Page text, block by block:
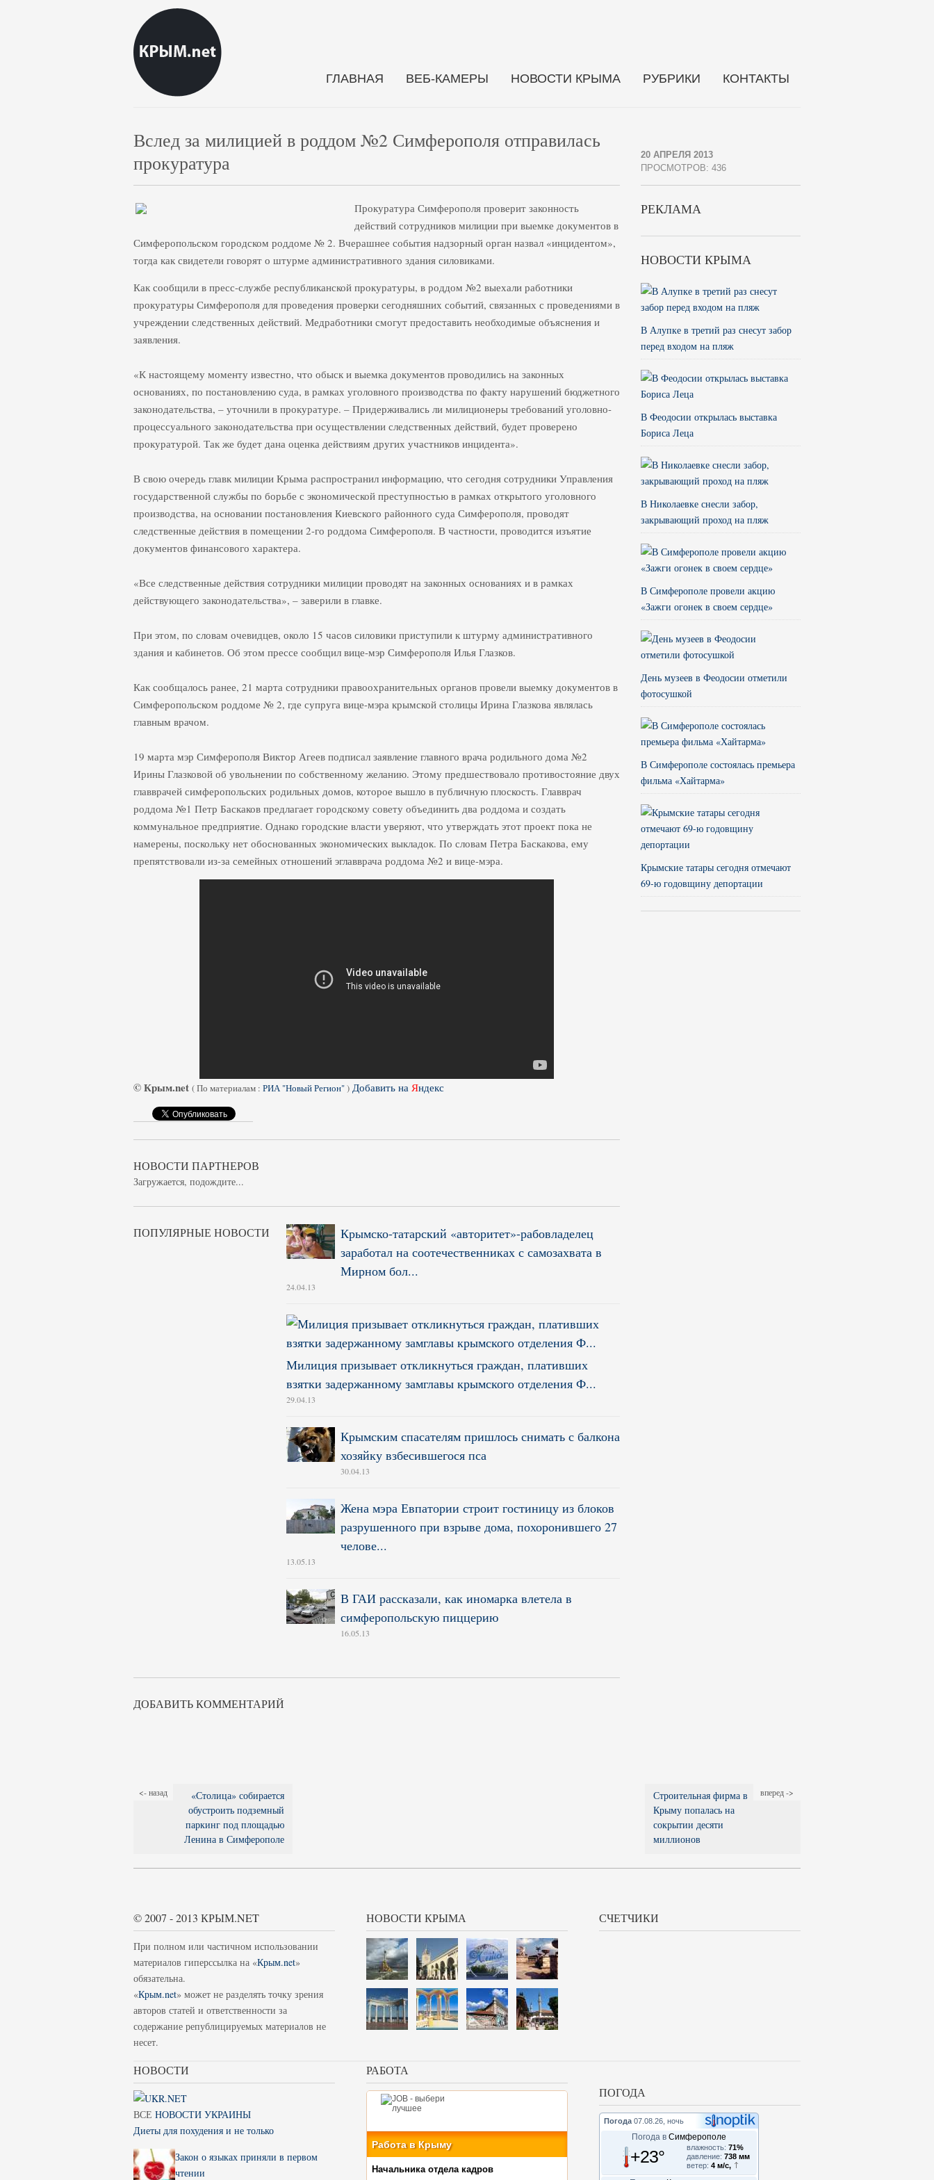
ГЛАВНАЯ ВЕБ-КАМЕРЫ НОВОСТИ КРЫМА РУБРИКИ КОНТАКТЫ
Вслед за милицией в роддом №2 Симферополя отправилась
прокуратура
20 АПРЕЛЯ 2013
ПРОСМОТРОВ: 436
Прокуратура Симферополя проверит законность
действий сотрудников милиции при выемке документов в
Симферопольском городском роддоме № 2. Вчерашнее события надзорный орган назвал «инцидентом»,
тогда как свидетели говорят о штурме административного здания силовиками.
Как сообщили в пресс-службе республиканской прокуратуры, в роддом №2 выехали работники
прокуратуры Симферополя для проведения проверки сегодняшних событий, связанных с проведениями в
учреждении следственных действий. Медработники смогут предоставить необходимые объяснения и
заявления.
«К настоящему моменту известно, что обыск и выемка документов проводились на законных
основаниях, по постановлению суда, в рамках уголовного производства по факту нарушений бюджетного
законодательства, – уточнили в прокуратуре. – Придерживались ли милиционеры требований уголовно-
процессуального законодательства при осуществлении следственных действий, будет проверено
прокуратурой. Так же будет дана оценка действиям других участников инцидента».
В свою очередь главк милиции Крыма распространил информацию, что сегодня сотрудники Управления
государственной службы по борьбе с экономической преступностью в рамках открытого уголовного
производства, на основании постановления Киевского районного суда Симферополя, проводят
следственные действия в помещении 2-го роддома Симферополя. В частности, проводится изъятие
документов финансового характера.
«Все следственные действия сотрудники милиции проводят на законных основаниях и в рамках
действующего законодательства», – заверили в главке.
При этом, по словам очевидцев, около 15 часов силовики приступили к штурму административного
здания и кабинетов. Об этом прессе сообщил вице-мэр Симферополя Илья Глазков.
Как сообщалось ранее, 21 марта сотрудники правоохранительных органов провели выемку документов в
Симферопольском роддоме № 2, где супруга вице-мэра крымской столицы Ирина Глазкова являлась
главным врачом.
19 марта мэр Симферополя Виктор Агеев подписал заявление главного врача родильного дома №2
Ирины Глазковой об увольнении по собственному желанию. Этому предшествовало противостояние двух
главврачей симферопольских родильных домов, которое вышло в публичную плоскость. Главврач
роддома №1 Петр Баскаков предлагает городскому совету объединить два роддома и создать
коммунальное предприятие. Однако городские власти уверяют, что утверждать этот проект пока не
намерены, поскольку нет обоснованных экономических выкладок. По словам Петра Баскакова, ему
препятствовали из-за семейных отношений эглавврача роддома №2 и вице-мэра.
© Крым.net (По материалам : РИА "Новый Регион") Добавить на Яндекс
НОВОСТИ ПАРТНЕРОВ
Загружается, подождите...
ПОПУЛЯРНЫЕ НОВОСТИ
Крымско-татарский «авторитет»-рабовладелец
заработал на соотечественниках с самозахвата в
Мирном бол...
24.04.13
Милиция призывает откликнуться граждан, плативших
взятки задержанному замглавы крымского отделения Ф...
29.04.13
Крымским спасателям пришлось снимать с балкона
хозяйку взбесившегося пса
30.04.13
Жена мэра Евпатории строит гостиницу из блоков
разрушенного при взрыве дома, похоронившего 27
челове...
13.05.13
В ГАИ рассказали, как иномарка влетела в
симферопольскую пиццерию
16.05.13
ДОБАВИТЬ КОММЕНТАРИЙ
РЕКЛАМА
НОВОСТИ КРЫМА
В Алупке в третий раз снесут забор
перед входом на пляж
В Феодосии открылась выставка
Бориса Леца
В Николаевке снесли забор,
закрывающий проход на пляж
В Симферополе провели акцию
«Зажги огонек в своем сердце»
День музеев в Феодосии отметили
фотосушкой
В Симферополе состоялась премьера
фильма «Хайтарма»
Крымские татары сегодня отмечают
69-ю годовщину депортации
<- назад
«Столица» собирается
обустроить подземный
паркинг под площадью
Ленина в Симферополе
вперед ->
Строительная фирма в
Крыму попалась на
сокрытии десяти
миллионов
© 2007 - 2013 КРЫМ.NET
При полном или частичном использовании
материалов гиперссылка на «Крым.net»
обязательна.
«Крым.net» может не разделять точку зрения
авторов статей и ответственности за
содержание републицируемых материалов не
несет.
НОВОСТИ КРЫМА СЧЕТЧИКИ
НОВОСТИ
ВСЕ НОВОСТИ УКРАИНЫ
Диеты для похудения и не только
Закон о языках приняли в первом
чтении
РАБОТА
Работа в Крыму
Начальника отдела кадров
ПОГОДА
Погода 07.08.26, ночь
Погода в Симферополе
+23° влажность: 71%
давление: 738 мм
ветер: 4 м/с,